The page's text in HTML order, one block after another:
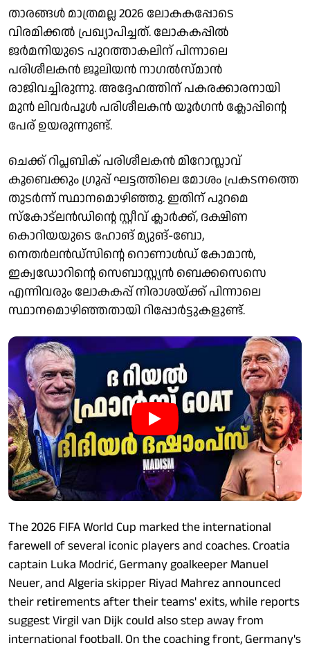
താരങ്ങൾ മാത്രമല്ല 2026 ലോകകപ്പോടെ
വിരമിക്കൽ പ്രഖ്യാപിച്ചത്. ലോകകപ്പിൽ
ജർമനിയുടെ പുറത്താകലിന് പിന്നാലെ
പരിശീലകൻ ജൂലിയൻ നാഗൽസ്മാൻ
രാജിവച്ചിരുന്നു. അദ്ദേഹത്തിന് പകരക്കാരനായി
മുൻ ലിവർപൂൾ പരിശീലകൻ യൂർഗൻ ക്ലോപ്പിന്റെ
പേര് ഉയരുന്നുണ്ട്.
ചെക്ക് റിപ്ലബിക് പരിശീലകൻ മിറോസ്ലാവ്
കൂബെക്കും ഗ്രൂപ്പ് ഘട്ടത്തിലെ മോശം പ്രകടനത്തെ
തുടർന്ന് സ്ഥാനമൊഴിഞ്ഞു. ഇതിന് പുറമെ
സ്കോട്‍ലൻഡിന്റെ സ്റ്റീവ് ക്ലാർക്ക്, ദക്ഷിണ
കൊറിയയുടെ ഹോങ് മ്യുങ്-ബോ,
നെതർലൻഡ്സിന്റെ റൊണാൾഡ് കോമാൻ,
ഇക്വഡോറിന്റെ സെബാസ്റ്റ്യൻ ബെക്കസെസെ
എന്നിവരും ലോകകപ്പ് നിരാശയ്ക്ക് പിന്നാലെ
സ്ഥാനമൊഴിഞ്ഞതായി റിപ്പോർട്ടുകളുണ്ട്.
The 2026 FIFA World Cup marked the international
farewell of several iconic players and coaches. Croatia
captain Luka Modrić, Germany goalkeeper Manuel
Neuer, and Algeria skipper Riyad Mahrez announced
their retirements after their teams' exits, while reports
suggest Virgil van Dijk could also step away from
international football. On the coaching front, Germany's